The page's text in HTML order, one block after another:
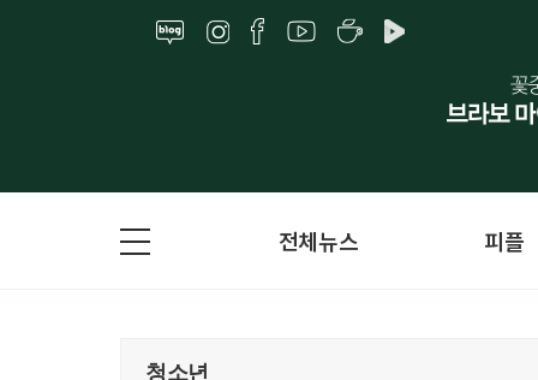
전체뉴스 피플